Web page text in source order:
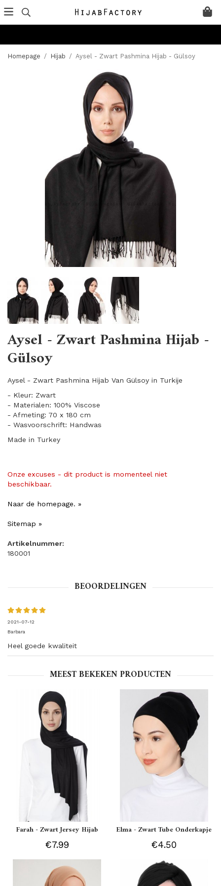
Homepage / Hijab / Aysel - Zwart Pashmina Hijab - Gülsoy
Aysel - Zwart Pashmina Hijab -
Gülsoy
Aysel - Zwart Pashmina Hijab Van Gülsoy in Turkije
- Kleur: Zwart
- Materialen: 100% Viscose
- Afmeting: 70 x 180 cm
- Wasvoorschrift: Handwas
Made in Turkey
Onze excuses - dit product is momenteel niet
beschikbaar.
Naar de homepage. »
Sitemap »
Artikelnummer:
180001
BEOORDELINGEN
2021-07-12
Barbara
Heel goede kwaliteit
MEEST BEKEKEN PRODUCTEN
Farah - Zwart Jersey Hijab
€7.99
Elma - Zwart Tube Onderkapje
€4.50